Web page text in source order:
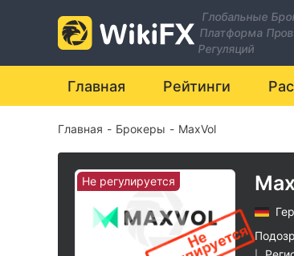
Глобальные
Платформа
Регуляций
Главная Рейтинги
Главная - Брокеры - MaxVol
Не регулируется
3
4
5
6
7
0
1
2
3